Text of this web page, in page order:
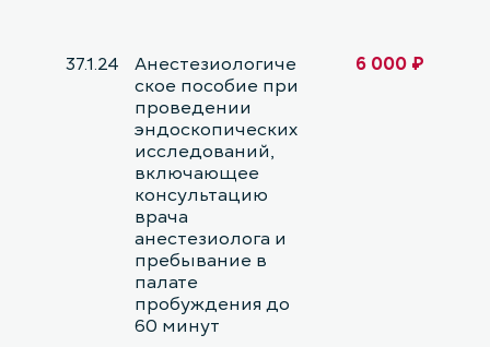
37.1.24
Анестезиологиче
ское пособие при
проведении
эндоскопических
исследований,
включающее
консультацию
врача
анестезиолога и
пребывание в
палате
пробуждения до
60 минут
6 000 ₽